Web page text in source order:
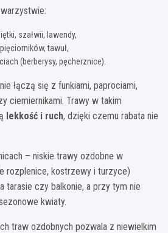
szałwii, lawendy,
tawuł,
(berberysy, pęcherznice).
łączą się z funkiami, paprociami,
ciemiernikami. Trawy w takim
lekkość i ruch, dzięki czemu rabata nie
– niskie trawy ozdobne w
rozplenice, kostrzewy i turzyce)
tarasie czy balkonie, a przy tym nie
kwiaty.
traw ozdobnych pozwala z niewielkim